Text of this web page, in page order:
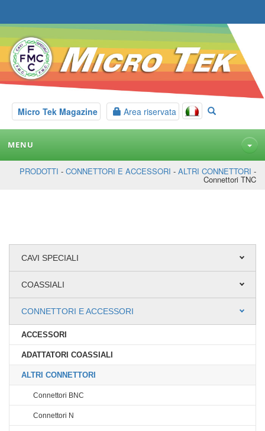
Micro Tek Magazine Area riservata
MENU
PRODOTTI - CONNETTORI E ACCESSORI - ALTRI CONNETTORI -
Connettori TNC
CAVI SPECIALI
COASSIALI
CONNETTORI E ACCESSORI
ACCESSORI
ADATTATORI COASSIALI
ALTRI CONNETTORI
Connettori BNC
Connettori N